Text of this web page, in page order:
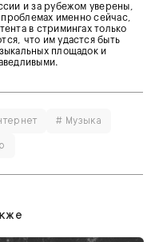
и за рубежом уверены,
именно сейчас,
в стримингах только
что им удастся быть
площадок и
# Музыка